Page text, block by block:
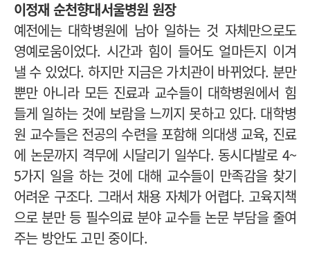
이정재 순천향대서울병원 원장
예전에는 대학병원에 남아 일하는 것 자체만으로도
영예로움이었다. 시간과 힘이 들어도 얼마든지 이겨
낼 수 있었다. 하지만 지금은 가치관이 바뀌었다. 분만
뿐만 아니라 모든 진료과 교수들이 대학병원에서 힘
들게 일하는 것에 보람을 느끼지 못하고 있다. 대학병
원 교수들은 전공의 수련을 포함해 의대생 교육, 진료
에 논문까지 격무에 시달리기 일쑤다. 동시다발로 4~
5가지 일을 하는 것에 대해 교수들이 만족감을 찾기
어려운 구조다. 그래서 채용 자체가 어렵다. 고육지책
으로 분만 등 필수의료 분야 교수들 논문 부담을 줄여
주는 방안도 고민 중이다.